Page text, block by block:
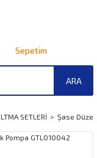
ARA
Sepetim
SETLERİ Şase